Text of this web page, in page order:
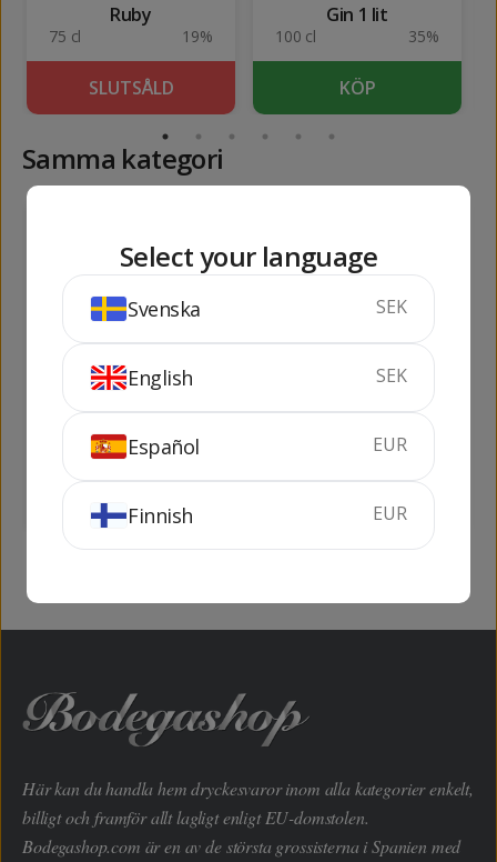
Ruby
75 cl 19%
SLUTSÅLD
Gin 1 lit
100 cl 35%
KÖP
Samma kategori
Grappa Villa Adriana
Moscato
40%
SLUTSÅLD
Marzadro Le
Diciotto Lune Botte
Porto
SLUTSÅLD
Här kan du handla hem dryckesvaror inom alla kategorier enkelt,
billigt och framför allt lagligt enligt EU-domstolen.
Bodegashop.com är en av de största grossisterna i Spanien med
Select your language
Svenska SEK
English SEK
Español EUR
Finnish EUR